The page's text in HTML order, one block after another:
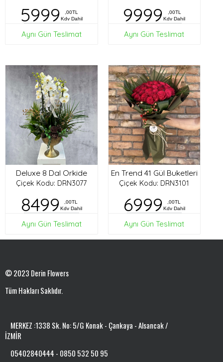
5999
,00TL
Kdv Dahil
Aynı Gün Teslimat
9999
,00TL
Kdv Dahil
Aynı Gün Teslimat
Deluxe 8 Dal Orkide
Çiçek Kodu: DRN3077
8499
,00TL
Kdv Dahil
Aynı Gün Teslimat
En Trend 41 Gül Buketleri
Çiçek Kodu: DRN3101
6999
,00TL
Kdv Dahil
Aynı Gün Teslimat
© 2023 Derin Flowers
Tüm Hakları Saklıdır.
MERKEZ :1338 Sk. No: 5/G Konak - Çankaya - Alsancak /
İZMİR
05402840444 - 0850 532 50 95